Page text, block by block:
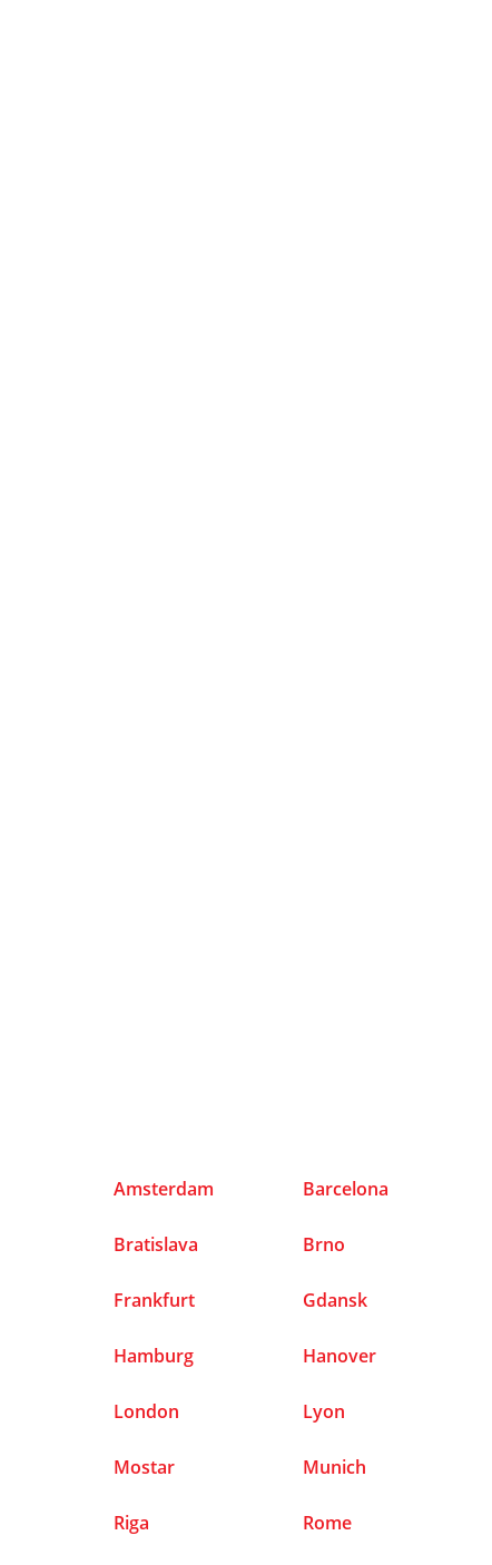
Amsterdam Barcelona
Bratislava Brno
Frankfurt Gdansk
Hamburg Hanover
London Lyon
Mostar Munich
Riga Rome